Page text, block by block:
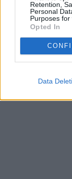
Retention,
Personal
Purposes for
Opted In
Data